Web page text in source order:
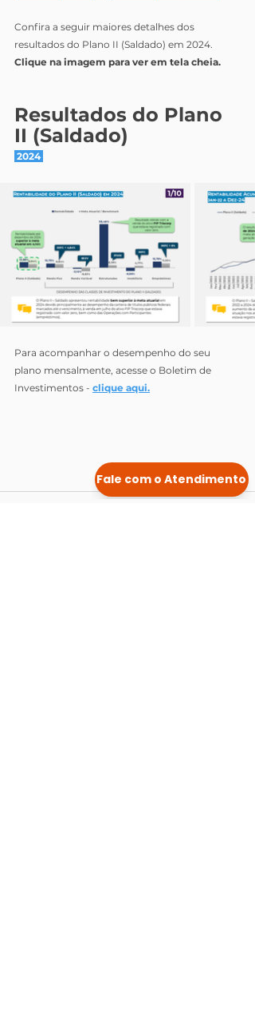
Confira a seguir maiores detalhes dos
resultados do Plano II (Saldado) em 2024.
Clique na imagem para ver em tela cheia.
Resultados do Plano
II (Saldado)
2024
Para acompanhar o desempenho do seu
plano mensalmente, acesse o Boletim de
Investimentos - clique aqui.